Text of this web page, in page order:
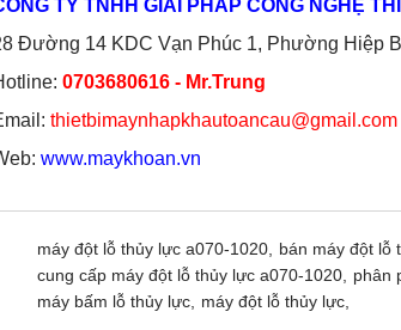
TY TNHH GIẢI PHÁP CÔNG NGHỆ
Đường 14 KDC Vạn Phúc 1, Phường Hiệp
0703680616 - Mr.Trung
thietbimaynhapkhautoancau@gmail.com
www.maykhoan.vn
máy đột lỗ thủy lực a070-1020,
bán máy đột lỗ
cung cấp máy đột lỗ thủy lực a070-1020,
phân
máy bấm lỗ thủy lực,
máy đột lỗ thủy lực,